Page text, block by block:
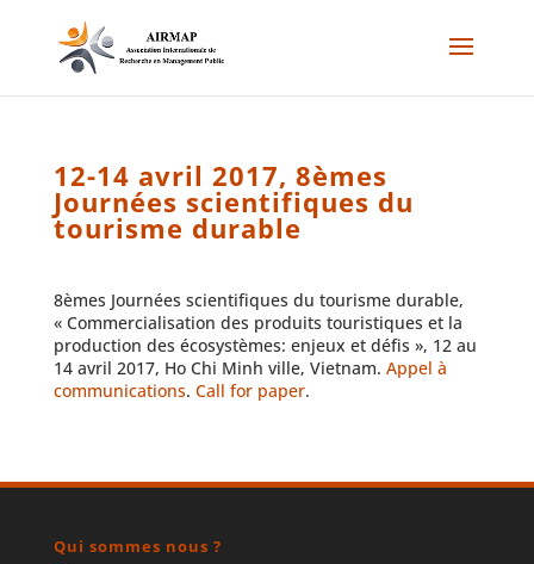
12-14 avril 2017, 8èmes
Journées scientifiques du
tourisme durable
8èmes Journées scientifiques du tourisme durable,
« Commercialisation des produits touristiques et la
production des écosystèmes: enjeux et défis », 12 au
14 avril 2017, Ho Chi Minh ville, Vietnam. Appel à
communications. Call for paper.
Qui sommes nous ?